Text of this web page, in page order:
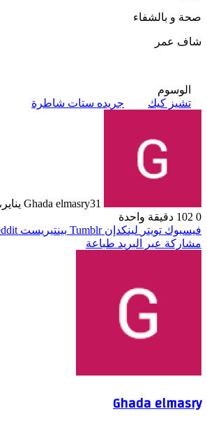
صحة و بالشفاء
شاف عمر
الوسوم
تشيز كيك
جريده ستات شاطرة
Ghada elmasry31 يناير، 2024
0
دقيقة واحدة
فيسبوك تويتر لينكدإن بينتيريست
مشاركة عبر البريد طباعة
Ghada elmasry